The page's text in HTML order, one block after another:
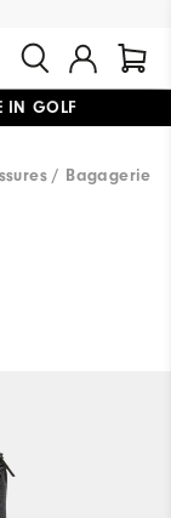
GOLF
/ Bagagerie